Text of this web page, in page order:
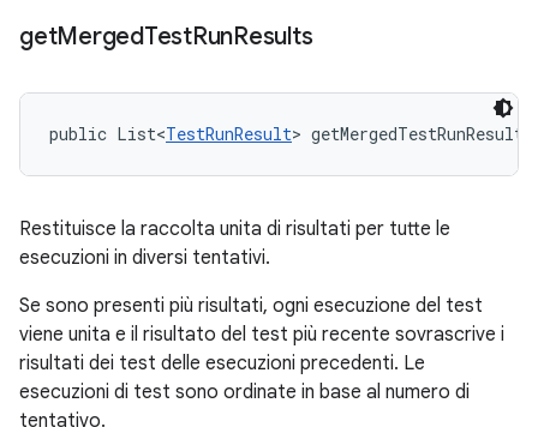
getMergedTestRunResults
public List<TestRunResult>
Restituisce la raccolta unita di risultati per tutte le
esecuzioni in diversi tentativi.
Se sono presenti più risultati, ogni esecuzione del test
viene unita e il risultato del test più recente sovrascrive i
risultati dei test delle esecuzioni precedenti. Le
esecuzioni di test sono ordinate in base al numero di
tentativo.